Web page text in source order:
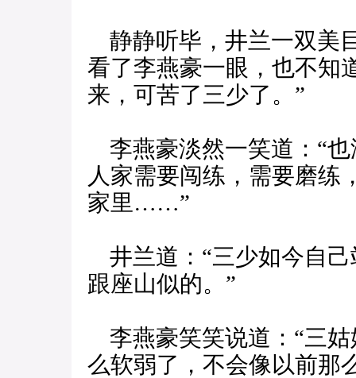
静静听毕，井兰一双美
看了李燕豪一眼，也不知
来，可苦了三少了。”
李燕豪淡然一笑道：“
人家需要闯练，需要磨练
家里……”
井兰道：“三少如今自
跟座山似的。”
李燕豪笑笑说道：“三
么软弱了，不会像以前那